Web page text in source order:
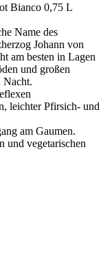
Bianco 0,75 L
Name des
Johann von
am besten in Lagen
und großen
Nacht.
leichter Pfirsich- und
am Gaumen.
und vegetarischen